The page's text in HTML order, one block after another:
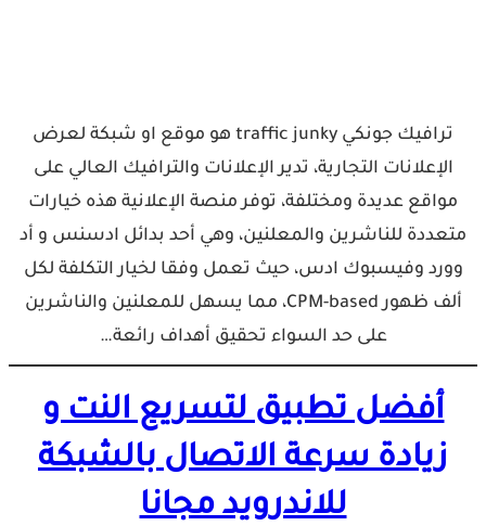
ترافيك جونكي traffic junky هو موقع او شبكة لعرض
الإعلانات التجارية، تدير الإعلانات والترافيك العالي على
مواقع عديدة ومختلفة، توفر منصة الإعلانية هذه خيارات
متعددة للناشرين والمعلنين، وهي أحد بدائل ادسنس و أد
وورد وفيسبوك ادس، حيث تعمل وفقا لخيار التكلفة لكل
ألف ظهور CPM-based، مما يسهل للمعلنين والناشرين
على حد السواء تحقيق أهداف رائعة…
أفضل تطبيق لتسريع النت و
زيادة سرعة الاتصال بالشبكة
للاندرويد مجانا